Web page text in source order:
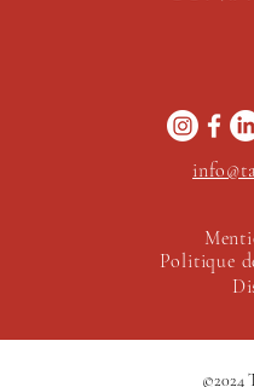
Politique
©2024